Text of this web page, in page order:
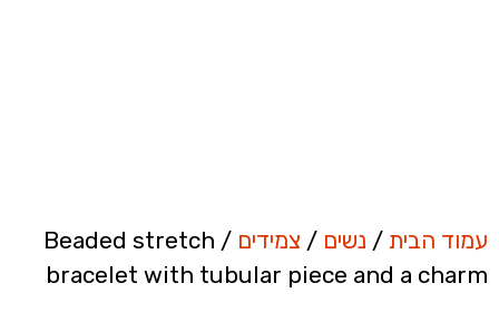
עמוד הבית / נשים / צמידים
/ Beaded stretch
bracelet with tubular piece and a charm